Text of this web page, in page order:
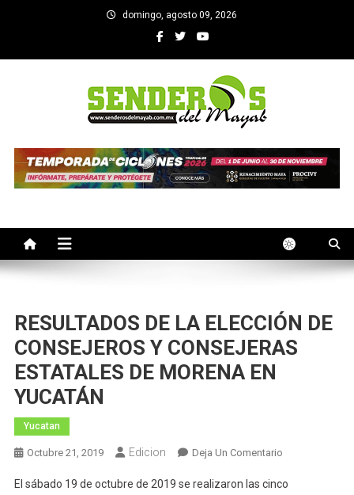
domingo, agosto 09, 2026
SENDEROS DEL MAYAB
RESULTADOS DE LA ELECCIÓN DE
CONSEJEROS Y CONSEJERAS
ESTATALES DE MORENA EN
YUCATÁN
Yucatan
Octubre 21, 2019 Edicion Deja Un ComentarioEn
DE
El sábado 19 de octubre de 2019 se realizaron las cinco